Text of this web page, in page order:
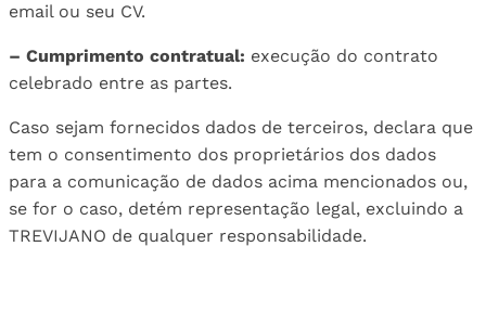
email ou seu CV.
– Cumprimento contratual: execução do contrato
celebrado entre as partes.
Caso sejam fornecidos dados de terceiros, declara que
tem o consentimento dos proprietários dos dados
para a comunicação de dados acima mencionados ou,
se for o caso, detém representação legal, excluindo a
TREVIJANO de qualquer responsabilidade.